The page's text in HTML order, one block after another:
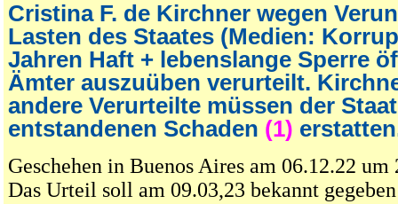
Cristina F. de Kirchner wegen
Lasten des Staates (Medien:
Jahren Haft + lebenslange Sperre
Ämter auszuüben verurteilt.
andere Verurteilte müssen der
entstandenen Schaden (1)
Geschehen in Buenos Aires am 06.12.22
Das Urteil soll am 09.03,23 bekannt